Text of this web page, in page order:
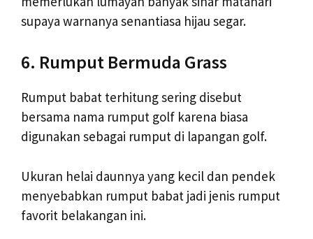
supaya warnanya senantiasa hijau segar.
6. Rumput Bermuda Grass
Rumput babat terhitung sering disebut
bersama nama rumput golf karena biasa
digunakan sebagai rumput di lapangan golf.
Ukuran helai daunnya yang kecil dan pendek
menyebabkan rumput babat jadi jenis rumput
favorit belakangan ini.